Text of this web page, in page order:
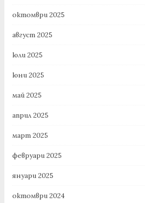
октомври 2025
август 2025
юли 2025
юни 2025
май 2025
април 2025
март 2025
февруари 2025
януари 2025
октомври 2024